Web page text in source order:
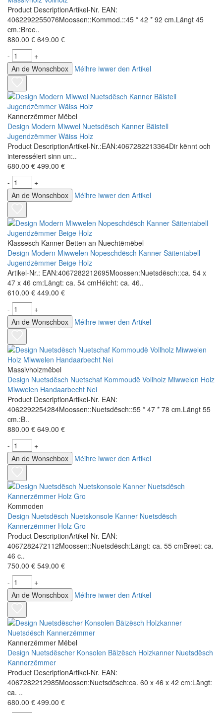
Product DescriptionArtikel-Nr. EAN:
4062292255076Moossen::Kommod.::45 * 42 * 92 cm.Längt 45
cm.:Bree..
880.00 € 649.00 €
-
+
An de Wonschbox
Méihre iwwer den Artikel
Kannerzëmmer Mëbel
Design Modern Miwwel Nuetsdësch Kanner Bäistell
Jugendzëmmer Wäiss Holz
Product DescriptionArtikel-Nr.:EAN:4067282213364Dir kënnt och
interesséiert sinn un:..
680.00 € 499.00 €
-
+
An de Wonschbox
Méihre iwwer den Artikel
Klassesch Kanner Betten an Nuechtëmëbel
Design Modern Miwwelen Nopeschdësch Kanner Säitentabell
Jugendzëmmer Beige Holz
Artikel-Nr.: EAN:4067282212695Moossen:Nuetsdësch::ca. 54 x
47 x 46 cm:Längt: ca. 54 cmHéicht: ca. 46..
610.00 € 449.00 €
-
+
An de Wonschbox
Méihre iwwer den Artikel
Massivholzmëbel
Design Nuetsdësch Nuetschaf Kommoudë Vollholz Miwwelen Holz
Miwwelen Handaarbecht Nei
Product DescriptionArtikel-Nr. EAN:
4062292254284Moossen::Nuetsdësch::55 * 47 * 78 cm.Längt 55
cm.:B..
880.00 € 649.00 €
-
+
An de Wonschbox
Méihre iwwer den Artikel
Kommoden
Design Nuetsdësch Nuetskonsole Kanner Nuetsdësch
Kannerzëmmer Holz Gro
Product DescriptionArtikel-Nr. EAN:
4067282472112Moossen::Nuetsdësch:Längt: ca. 55 cmBreet: ca.
46 c..
750.00 € 549.00 €
-
+
An de Wonschbox
Méihre iwwer den Artikel
Kannerzëmmer Mëbel
Design Nuetsdëscher Konsolen Bäizësch Holzkanner Nuetsdësch
Kannerzëmmer
Product DescriptionArtikel-Nr. EAN:
4067282212985Moossen:Nuetsdësch:ca. 60 x 46 x 42 cm:Längt:
ca. ..
680.00 € 499.00 €